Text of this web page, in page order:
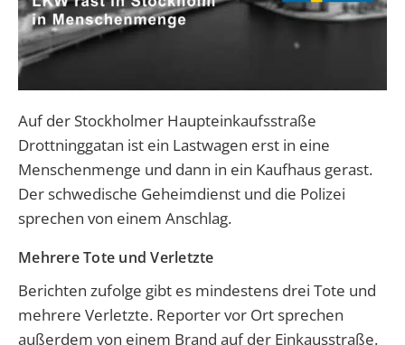
Auf der Stockholmer Haupteinkaufsstraße
Drottninggatan ist ein Lastwagen erst in eine
Menschenmenge und dann in ein Kaufhaus gerast.
Der schwedische Geheimdienst und die Polizei
sprechen von einem Anschlag.
Mehrere Tote und Verletzte
Berichten zufolge gibt es mindestens drei Tote und
mehrere Verletzte. Reporter vor Ort sprechen
außerdem von einem Brand auf der Einkausstraße.